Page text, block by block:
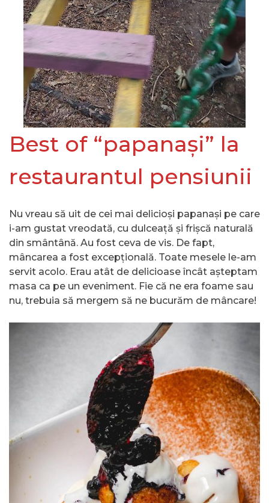
Best of “papanași” la
restaurantul pensiunii
Nu vreau să uit de cei mai delicioși papanași pe care
i-am gustat vreodată, cu dulceață și frișcă naturală
din smântână. Au fost ceva de vis. De fapt,
mâncarea a fost excepțională. Toate mesele le-am
servit acolo. Erau atât de delicioase încât așteptam
masa ca pe un eveniment. Fie că ne era foame sau
nu, trebuia să mergem să ne bucurăm de mâncare!